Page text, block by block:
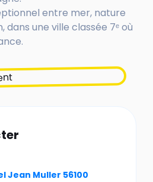
entre mer, nature
une ville classée 7ᵉ où
Jean Muller 56100